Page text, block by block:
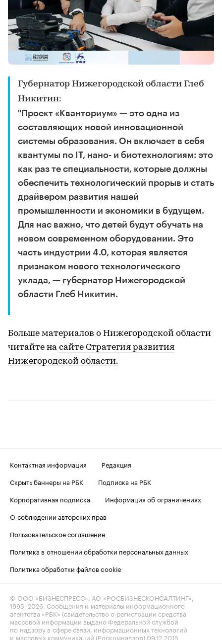
Губернатор Нижегородской области Глеб
Никитин:
"Проект «Кванториум» — это одна из
составляющих новой инновационной
системы образования. Он включает в себя
квантумы по IT, нано- и биотехнологиям: это
как раз те специальности, которые должны
обеспечить технологический прорыв и стать
драйвером развития нашей
промышленности и экономики в будущем.
Для нас важно, что детей будут обучать на
новом современном оборудовании. Это
часть индустрии 4.0, которая является
признаком нового технологического
уклада, — губернатор Нижегородской
области Глеб Никитин.
Больше материалов о Нижегородской области
читайте на сайте Стратегия развития
Нижегородской области.
Контактная информация
Редакция
Скрыть баннеры на РБК
Подписка на РБК
Корпоративная подписка
Информация об ограничениях
О соблюдении авторских прав
Пользовательское соглашение
Политика в отношении обработки персональных данных
Политика обработки файлов cookie
© ООО «БИЗНЕСПРЕСС», АО «РОСБИЗНЕСКОНСАЛТИНГ»,
1995–2026. Сообщения и материалы информационного
агентства «РБК» (свидетельство о регистрации средства
массовой информации выдано Федеральной службой
по надзору в сфере связи, информационных технологий
и массовых коммуникаций (Роскомнадзор) 09.12.2015